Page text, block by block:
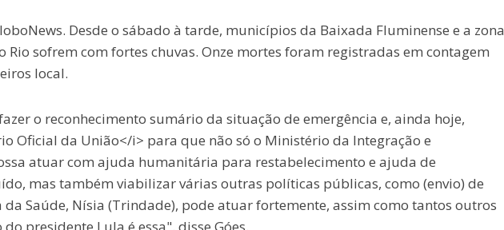
Desde o sábado à tarde, municípios da Baixada Fluminense e a zona
Rio sofrem com fortes chuvas. Onze mortes foram registradas em contagem
local.
o reconhecimento sumário da situação de emergência e, ainda hoje,
Oficial da União</i> para que não só o Ministério da Integração e
atuar com ajuda humanitária para restabelecimento e ajuda de
mas também viabilizar várias outras políticas públicas, como (envio) de
Saúde, Nísia (Trindade), pode atuar fortemente, assim como tantos outros